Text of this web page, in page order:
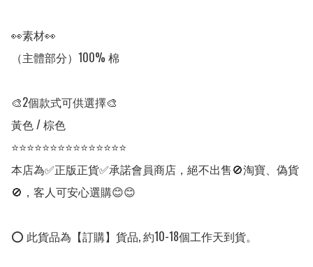
👀素材👀
（主體部分）100% 棉
🎨2個款式可供選擇🎨
黃色 / 棕色
⭐⭐⭐⭐⭐⭐⭐⭐⭐⭐⭐⭐⭐⭐⭐
本店為✅正版正貨✅承諾會員商店，絕不出售🚫淘寶、偽貨
🚫，客人可安心選購😊😊
⭕ 此貨品為【訂購】貨品, 約10-18個工作天到貨。